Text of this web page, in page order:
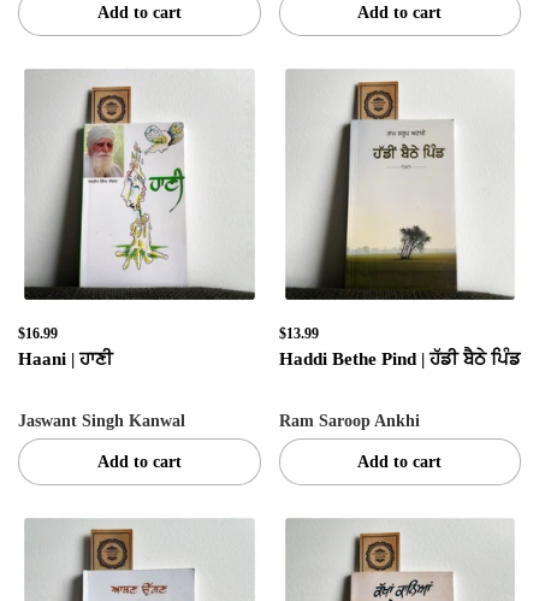
No, thanks
Add to cart Add to cart
$16.99
Haani | ਹਾਣੀ
Jaswant Singh Kanwal
Add to cart
$13.99
Haddi Bethe Pind | ਹੱਡੀ ਬੈਠੇ ਪਿੰਡ
Ram Saroop Ankhi
Add to cart